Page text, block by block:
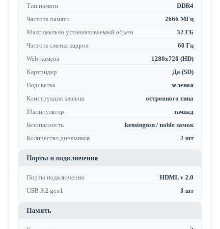
Тип памяти
DDR4
Частота памяти
2666 МГц
Максимально устанавливаемый объем
32 ГБ
Частота смены кадров
60 Гц
Web-камера
1280x720 (HD)
Картридер
Да (SD)
Подсветка
зеленая
Конструкция клавиш
островного типа
Манипулятор
тачпад
Безопасность
kensington / noble замок
Количество динамиков
2 шт
Порты и подключения
Порты подключения
HDMI, v 2.0
USB 3.2 gen1
3 шт
Память